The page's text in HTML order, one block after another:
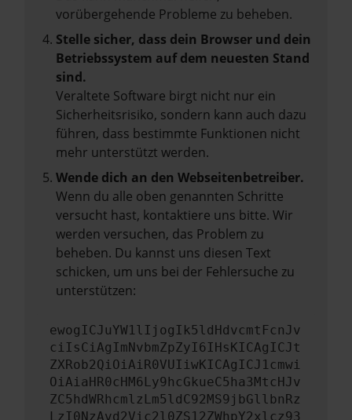
vorübergehende Probleme zu beheben.
Stelle sicher, dass dein Browser und dein
Betriebssystem auf dem neuesten Stand
sind.
Veraltete Software birgt nicht nur ein
Sicherheitsrisiko, sondern kann auch dazu
führen, dass bestimmte Funktionen nicht
mehr unterstützt werden.
Wende dich an den Webseitenbetreiber.
Wenn du alle oben genannten Schritte
versucht hast, kontaktiere uns bitte. Wir
werden versuchen, das Problem zu
beheben. Du kannst uns diesen Text
schicken, um uns bei der Fehlersuche zu
unterstützen:
ewogICJuYW1lIjogIk5ldHdvcmtFcnJv
ciIsCiAgImNvbmZpZyI6IHsKICAgICJt
ZXRob2QiOiAiR0VUIiwKICAgICJ1cmwi
OiAiaHR0cHM6Ly9hcGkueC5ha3MtcHJv
ZC5hdWRhcmlzLm5ldC92MS9jbGllbnRz
LzI0NzAvd2Vic2l0ZS12ZWhpY2xlcz93